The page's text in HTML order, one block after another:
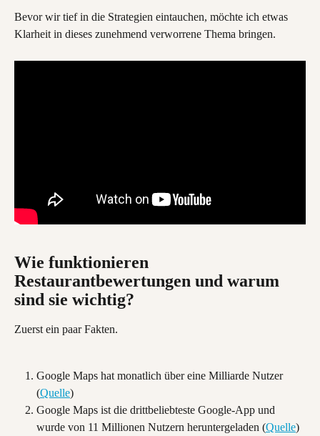
Bevor wir tief in die Strategien eintauchen, möchte ich etwas
Klarheit in dieses zunehmend verworrene Thema bringen.
Wie funktionieren
Restaurantbewertungen und warum
sind sie wichtig?
Zuerst ein paar Fakten.
Google Maps hat monatlich über eine Milliarde Nutzer
(Quelle)
Google Maps ist die drittbeliebteste Google-App und
wurde von 11 Millionen Nutzern heruntergeladen (Quelle)